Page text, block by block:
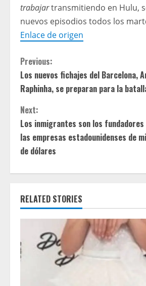
trabajartransmitiendo en Hulu,
nuevos episodios todos los
Enlace de origen
C
o
n
t
i
n
u
e
e
Previous:
Los nuevos fichajes del Barcelona,
Raphinha, se preparan para la
Next:
Los inmigrantes son los
las empresas estadounidenses de
de dólares
RELATED STORIES